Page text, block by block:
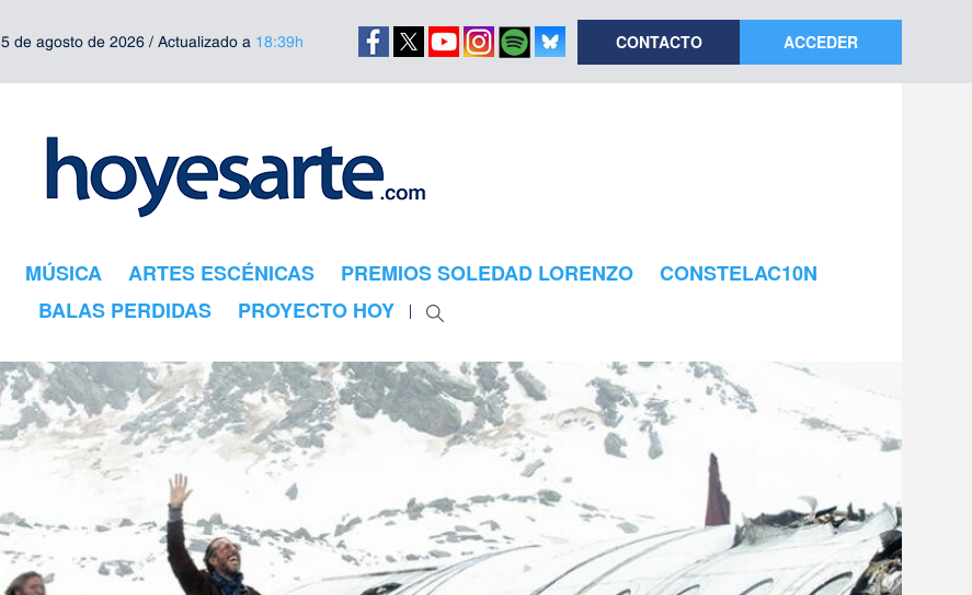
5 de agosto de 2026 / Actualizado a 18:39h CONTACTO ACCEDER
MÚSICA ARTES ESCÉNICAS PREMIOS SOLEDAD LORENZO
CONSTELAC10N
BALAS PERDIDAS
PROYECTO HOY